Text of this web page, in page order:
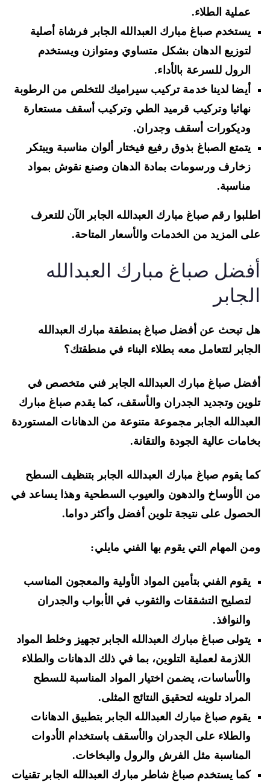
عملية الطلاء.
يستخدم صباغ مبارك العبدالله الجابر فرشاة أصلية
لتوزيع الدهان بشكل متساوي ومتوازن ويستخدم
الرول للسرعة بالأداء.
أيضا لدينا خدمة تركيب سيراميك للتخلص من الرطوبة
نهائيا وتركيب قرميد الطي وتركيب أسقف مستعارة
وديكورات أسقف وجدران.
يتمتع الصباغ بذوق رفيع فيختار ألوان مناسبة ويبتكر
زخارف ورسومات بمادة الدهان وصنع نقوش بمواد
مناسبة.
رقم صباغ مبارك العبدالله الجابر الآن للتعرف
المزيد من الخدمات والأسعار المتاحة.
صباغ مبارك العبدالله
تبحث عن أفضل صباغ بمنطقة مبارك العبدالله
لتتعامل معه بطلاء البناء في منطقتك؟
صباغ مبارك العبدالله الجابر فني متخصص في
وتجديد الجدران والأسقف، كما يقدم صباغ مبارك
الجابر مجموعة متنوعة من الدهانات المستوردة
عالية الجودة والتقانة.
يقوم صباغ مبارك العبدالله الجابر بتنظيف السطح
الأوساخ والدهون والعيوب السطحية وهذا يساعد في
على نتيجة تلوين أفضل وأكثر دواما.
المهام التي يقوم بها الفني مايلي:
يقوم الفني بتأمين المواد الأولية والمعجون المناسب
لتصليح التشققات والثقوب في الأبواب والجدران
والنوافذ.
يتولى صباغ مبارك العبدالله الجابر تجهيز وخلط المواد
اللازمة لعملية التلوين، بما في ذلك الدهانات والطلاء
والأساسات، يضمن اختيار المواد المناسبة للسطح
المراد تلوينه لتحقيق النتائج المثلى.
يقوم صباغ مبارك العبدالله الجابر بتطبيق الدهانات
والطلاء على الجدران والأسقف باستخدام الأدوات
المناسبة مثل الفرش والرول والبخاخات.
كما يستخدم صباغ شاطر مبارك العبدالله الجابر تقنيات